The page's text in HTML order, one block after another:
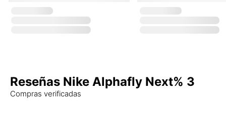
Reseñas Nike Alphafly Next% 3
Compras verificadas